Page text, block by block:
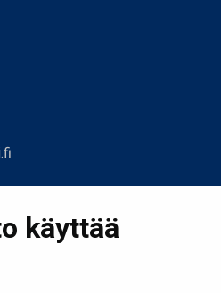
käyttää